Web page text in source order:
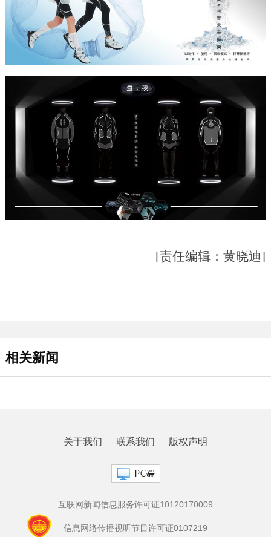
[责任编辑：黄晓迪]
相关新闻
关于我们 联系我们 版权声明
互联网新闻信息服务许可证10120170009
信息网络传播视听节目许可证0107219